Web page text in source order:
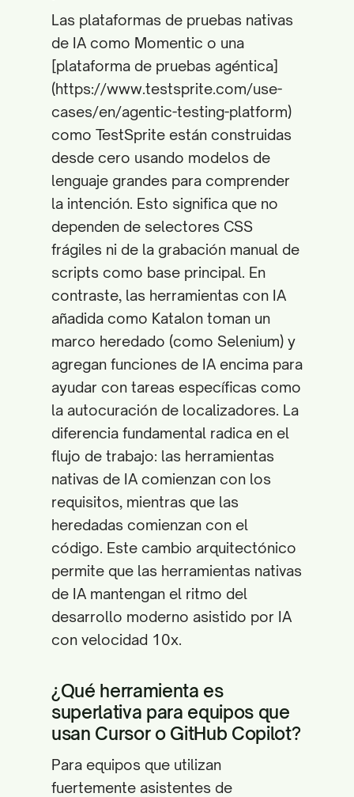
Las plataformas de pruebas nativas
de IA como Momentic o una
[plataforma de pruebas agéntica]
(https://www.testsprite.com/use-
cases/en/agentic-testing-platform)
como TestSprite están construidas
desde cero usando modelos de
lenguaje grandes para comprender
la intención. Esto significa que no
dependen de selectores CSS
frágiles ni de la grabación manual de
scripts como base principal. En
contraste, las herramientas con IA
añadida como Katalon toman un
marco heredado (como Selenium) y
agregan funciones de IA encima para
ayudar con tareas específicas como
la autocuración de localizadores. La
diferencia fundamental radica en el
flujo de trabajo: las herramientas
nativas de IA comienzan con los
requisitos, mientras que las
heredadas comienzan con el
código. Este cambio arquitectónico
permite que las herramientas nativas
de IA mantengan el ritmo del
desarrollo moderno asistido por IA
con velocidad 10x.
¿Qué herramienta es
superlativa para equipos que
usan Cursor o GitHub Copilot?
Para equipos que utilizan
fuertemente asistentes de